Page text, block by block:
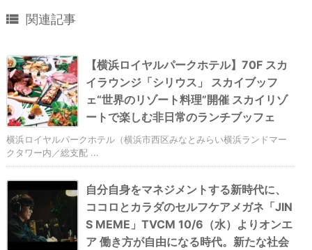
 関連記事
【横浜ロイヤルパークホテル】70F スカ
イラウンジ「シリウス」 スカイブッフ
ェ“世界のリゾート料理”開催 スカイリゾ
ートで楽しむ非日常のランチブッフェ
横浜ロイヤルパークホテル（横浜市西区みなとみらい横浜ランドマー
クタワー内／総支配 ...
自分自身をマネジメントする新時代に、
ココロとカラダのセルフケアメガネ「JIN
S MEME」TVCM 10/6（水）よりオンエ
ア 働き方が自由になる時代。新たな社会